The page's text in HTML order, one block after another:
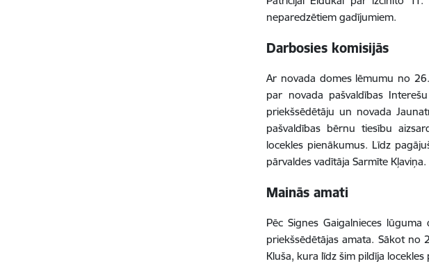
neparedzētiem gadījumiem.
Darbosies komisijās
Ar novada domes lēmumu no
par novada pašvaldības
priekšsēdētāju un novada
pašvaldības bērnu tiesību
locekles pienākumus. Līdz
pārvaldes vadītāja Sarmīte Kļaviņa.
Mainās amati
Pēc Signes Gaigalnieces
priekšsēdētājas amata. Sākot no
Kluša, kura līdz šim pildīja locekles